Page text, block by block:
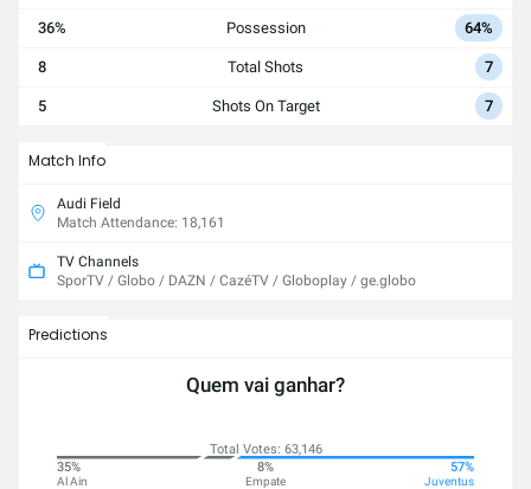
36% Possession 64%
8 Total Shots 7
5 Shots On Target 7
Match Info
Audi Field
Match Attendance: 18,161
TV Channels
SporTV / Globo / DAZN / CazéTV / Globoplay / ge.globo
Predictions
Quem vai ganhar?
Total Votes: 63,146
35%
Al Ain
8%
Empate
57%
Juventus